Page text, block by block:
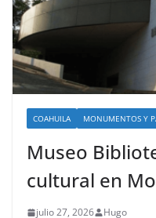
COAHUILA MONUMENTOS Y
Museo
cultural en
julio 27, 2026 Hugo